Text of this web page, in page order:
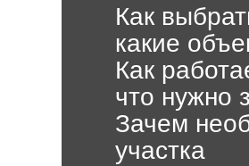
Как
какие
Как
что нужно
Зачем
участка